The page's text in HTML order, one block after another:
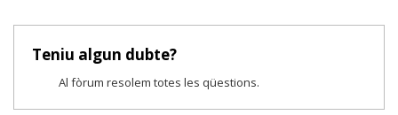
Teniu algun dubte?
Al fòrum resolem totes les qüestions.